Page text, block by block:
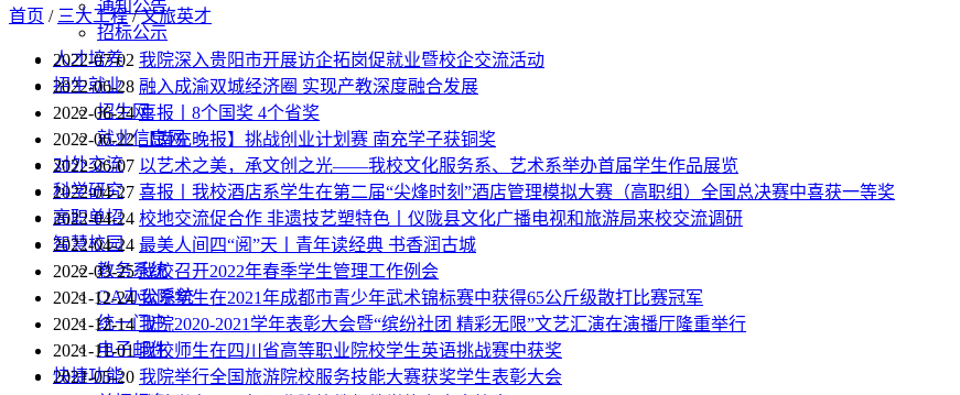
通知公告
招标公示
人才培养
招生就业
招生网
就业信息网
对外交流
科学研究
高职单招
智慧校园
教务系统
OA办公系统
统一门户
电子邮件
快捷功能
首页 / 三大工程/文旅英才
2022-07-02 我院深入贵阳市开展访企拓岗促就业暨校企交流活动
2022-06-28 融入成渝双城经济圈 实现产教深度融合发展
2022-06-24 喜报丨8个国奖 4个省奖
2022-06-22 【南充晚报】挑战创业计划赛 南充学子获铜奖
2022-06-07 以艺术之美，承文创之光——我校文化服务系、艺术系举办首届学生作品展览
2022-04-27 喜报丨我校酒店系学生在第二届“尖烽时刻”酒店管理模拟大赛（高职组）全国总决赛中喜获一等奖
2022-04-24 校地交流促合作 非遗技艺塑特色丨仪陇县文化广播电视和旅游局来校交流调研
2022-04-24 最美人间四“阅”天丨青年读经典 书香润古城
2022-03-25 我校召开2022年春季学生管理工作例会
2021-12-24 我院学生在2021年成都市青少年武术锦标赛中获得65公斤级散打比赛冠军
2021-12-14 我院2020-2021学年表彰大会暨“缤纷社团 精彩无限”文艺汇演在演播厅隆重举行
2021-11-01 我校师生在四川省高等职业院校学生英语挑战赛中获奖
2021-05-20 我院举行全国旅游院校服务技能大赛获奖学生表彰大会